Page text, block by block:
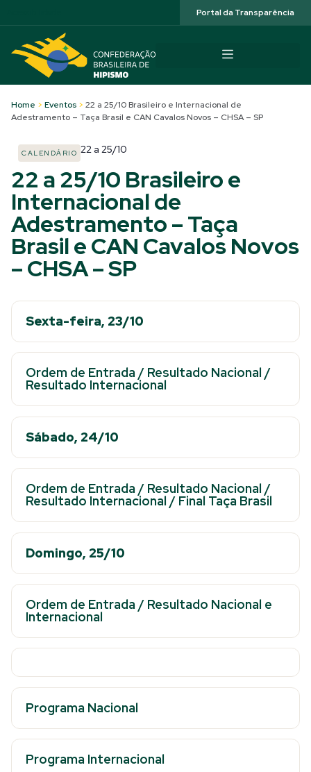
Portal da Transparência
Home > Eventos > 22 a 25/10 Brasileiro e Internacional de
Adestramento – Taça Brasil e CAN Cavalos Novos – CHSA – SP
CALENDÁRIO 22 a 25/10
22 a 25/10 Brasileiro e
Internacional de
Adestramento – Taça
Brasil e CAN Cavalos Novos
– CHSA – SP
Sexta-feira, 23/10
Ordem de Entrada / Resultado Nacional /
Resultado Internacional
Sábado, 24/10
Ordem de Entrada / Resultado Nacional /
Resultado Internacional / Final Taça Brasil
Domingo, 25/10
Ordem de Entrada / Resultado Nacional e
Internacional
Programa Nacional
Programa Internacional